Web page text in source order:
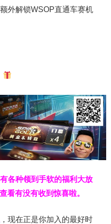
外解锁WSOP直通车赛机
各种领到手软的福利大放
看有没有收到惊喜啦。
，现在正是你加入的最好时